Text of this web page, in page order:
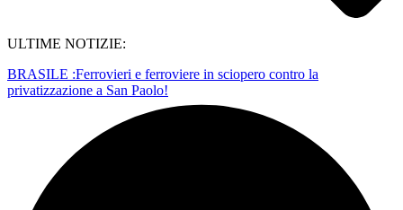
ULTIME NOTIZIE:
BRASILE :Ferrovieri e ferroviere in sciopero contro la
privatizzazione a San Paolo!